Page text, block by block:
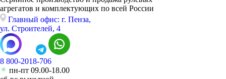
агрегатов и комплектующих по всей России
Главный офис: г. Пенза,
ул. Строителей, 4
8 800-2018-706
пн-пт 09.00-18.00